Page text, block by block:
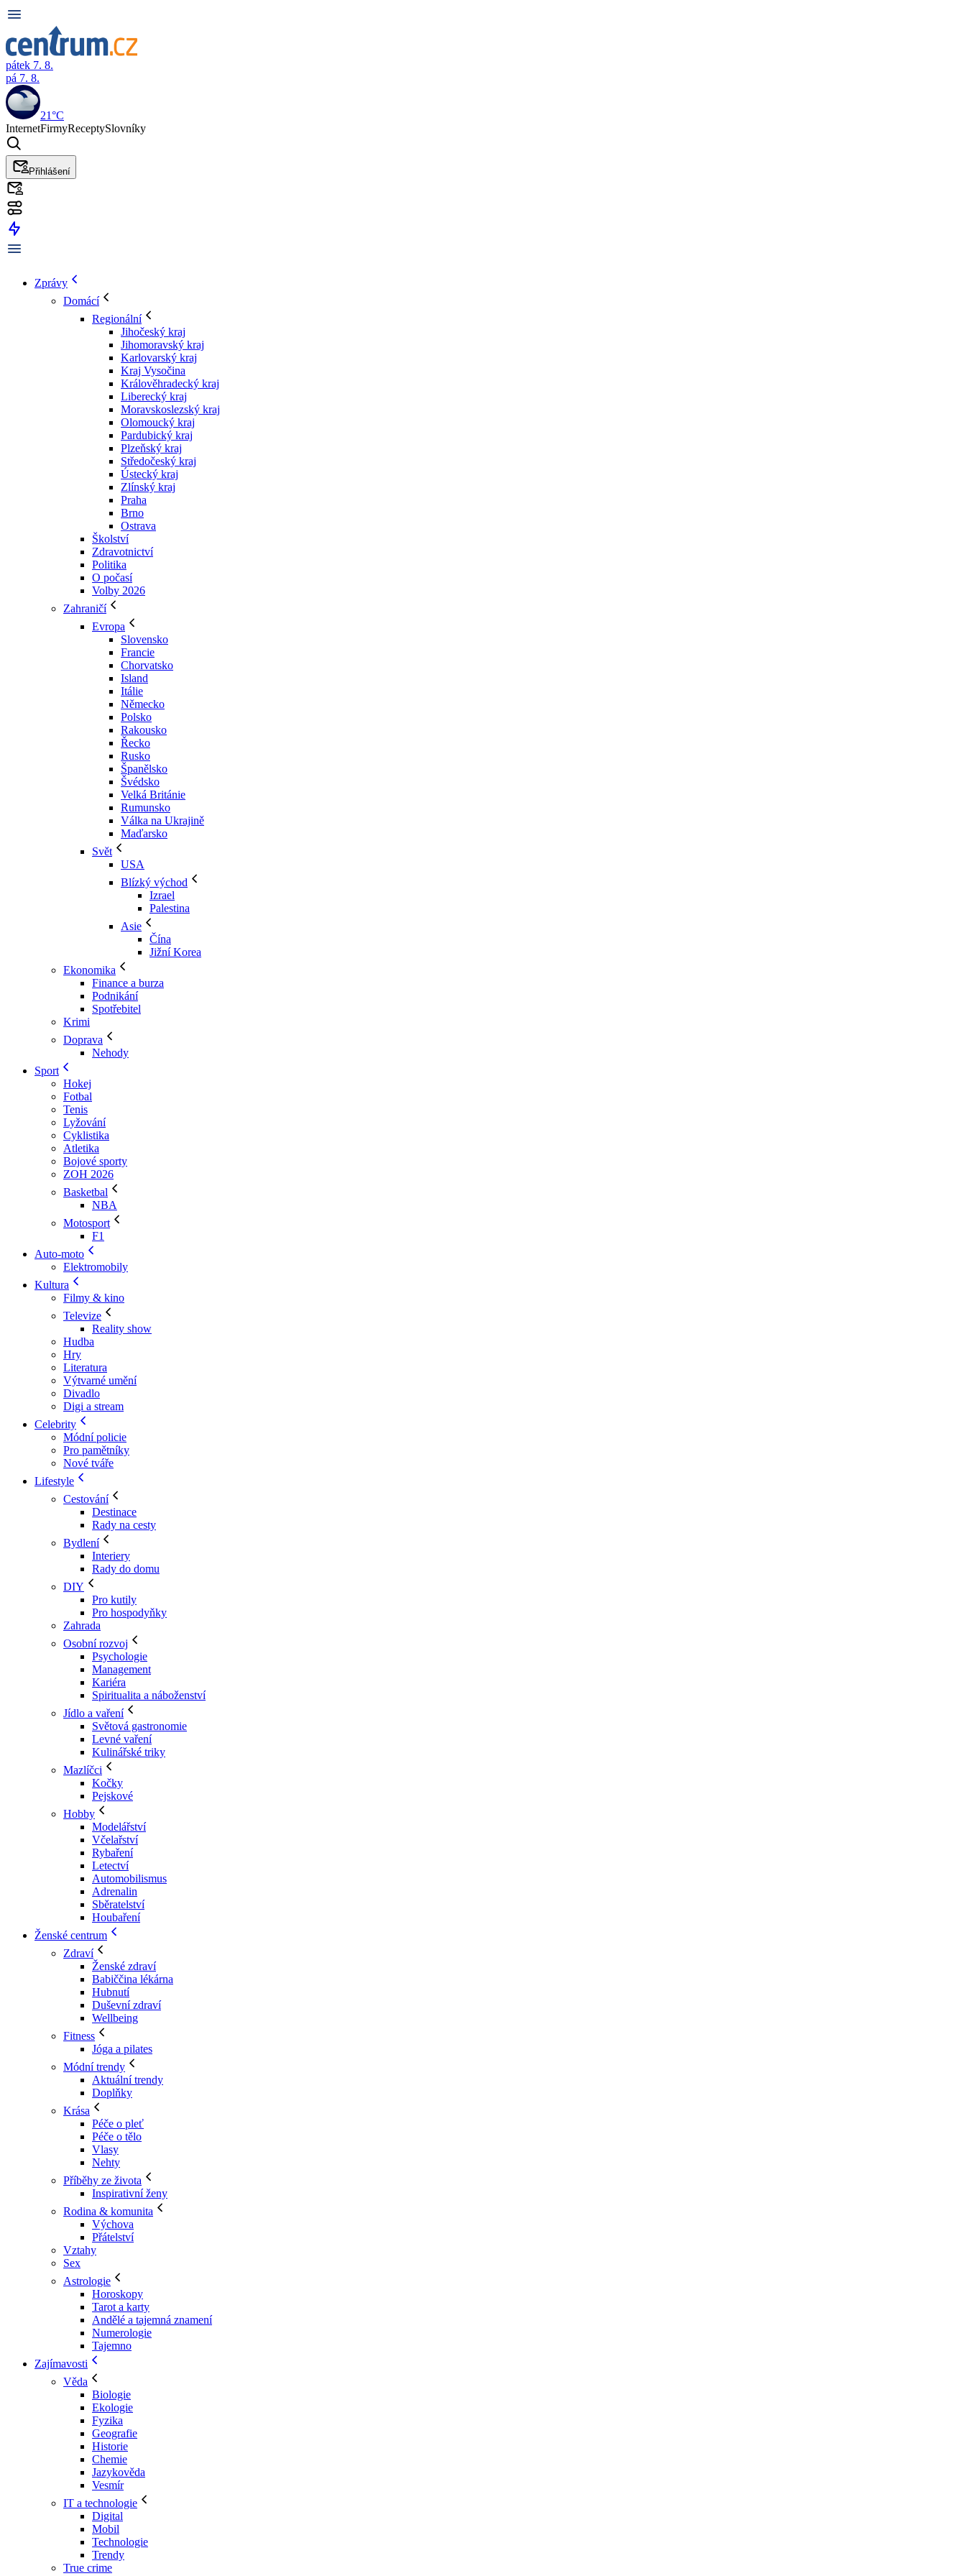
pátek 7. 8.
pá 7. 8.
21°C
InternetFirmyReceptySlovníky
Přihlášení
Zprávy
Domácí
Regionální
Jihočeský kraj
Jihomoravský kraj
Karlovarský kraj
Kraj Vysočina
Králověhradecký kraj
Liberecký kraj
Moravskoslezský kraj
Olomoucký kraj
Pardubický kraj
Plzeňský kraj
Středočeský kraj
Ústecký kraj
Zlínský kraj
Praha
Brno
Ostrava
Školství
Zdravotnictví
Politika
O počasí
Volby 2026
Zahraničí
Evropa
Slovensko
Francie
Chorvatsko
Island
Itálie
Německo
Polsko
Rakousko
Řecko
Rusko
Španělsko
Švédsko
Velká Británie
Rumunsko
Válka na Ukrajině
Maďarsko
Svět
USA
Blízký východ
Izrael
Palestina
Asie
Čína
Jižní Korea
Ekonomika
Finance a burza
Podnikání
Spotřebitel
Krimi
Doprava
Nehody
Sport
Hokej
Fotbal
Tenis
Lyžování
Cyklistika
Atletika
Bojové sporty
ZOH 2026
Basketbal
NBA
Motosport
F1
Auto-moto
Elektromobily
Kultura
Filmy & kino
Televize
Reality show
Hudba
Hry
Literatura
Výtvarné umění
Divadlo
Digi a stream
Celebrity
Módní policie
Pro pamětníky
Nové tváře
Lifestyle
Cestování
Destinace
Rady na cesty
Bydlení
Interiery
Rady do domu
DIY
Pro kutily
Pro hospodyňky
Zahrada
Osobní rozvoj
Psychologie
Management
Kariéra
Spiritualita a náboženství
Jídlo a vaření
Světová gastronomie
Levné vaření
Kulinářské triky
Mazlíčci
Kočky
Pejskové
Hobby
Modelářství
Včelařství
Rybaření
Letectví
Automobilismus
Adrenalin
Sběratelství
Houbaření
Ženské centrum
Zdraví
Ženské zdraví
Babiččina lékárna
Hubnutí
Duševní zdraví
Wellbeing
Fitness
Jóga a pilates
Módní trendy
Aktuální trendy
Doplňky
Krása
Péče o pleť
Péče o tělo
Vlasy
Nehty
Příběhy ze života
Inspirativní ženy
Rodina & komunita
Výchova
Přátelství
Vztahy
Sex
Astrologie
Horoskopy
Tarot a karty
Andělé a tajemná znamení
Numerologie
Tajemno
Zajímavosti
Věda
Biologie
Ekologie
Fyzika
Geografie
Historie
Chemie
Jazykověda
Vesmír
IT a technologie
Digital
Mobil
Technologie
Trendy
True crime